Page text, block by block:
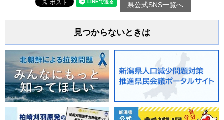
県公式SNS一覧へ
見つからないときは